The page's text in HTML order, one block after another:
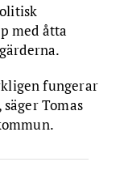
med åtta
fungerar
Tomas